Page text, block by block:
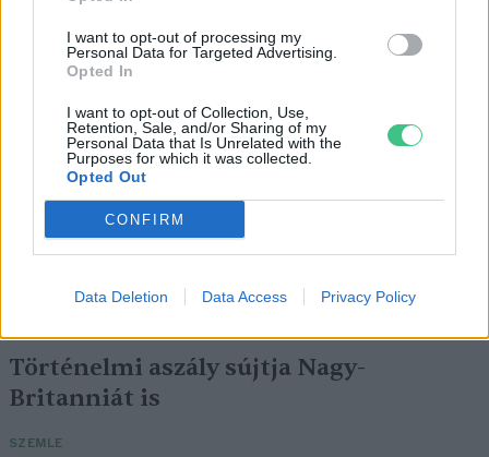
I want to opt-out of processing my
Personal Data for Targeted Advertising.
Opted In
I want to opt-out of Collection, Use,
Retention, Sale, and/or Sharing of my
Personal Data that Is Unrelated with the
Purposes for which it was collected.
Opted Out
CONFIRM
Data Deletion Data Access Privacy Policy
Négy éven belül valósággá válhatnak az
elektromos repülőjáratok Európában
Történelmi aszály sújtja Nagy-
Britanniát is
SZEMLE